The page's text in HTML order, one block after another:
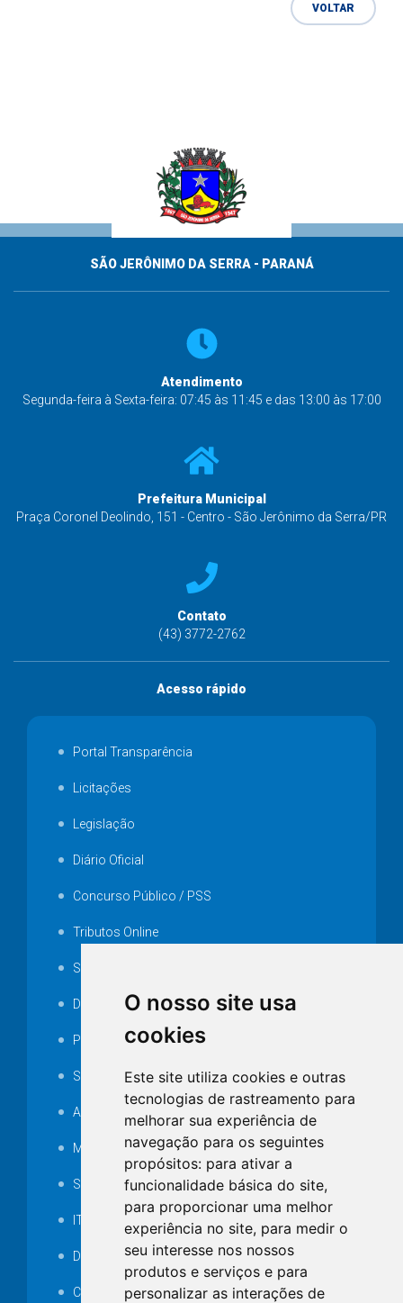
O nosso site usa
cookies
Este site utiliza cookies e outras
tecnologias de rastreamento para
melhorar sua experiência de
navegação para os seguintes
propósitos: para ativar a
funcionalidade básica do site,
para proporcionar uma melhor
experiência no site, para medir o
seu interesse nos nossos
produtos e serviços e para
personalizar as interações de
VOLTAR
SÃO JERÔNIMO DA SERRA - PARANÁ
Atendimento
Segunda-feira à Sexta-feira: 07:45 às 11:45 e das 13:00 às 17:00
Prefeitura Municipal
Praça Coronel Deolindo, 151 - Centro - São Jerônimo da Serra/PR
Contato
(43) 3772-2762
Acesso rápido
Portal Transparência
Licitações
Legislação
Diário Oficial
Concurso Público / PSS
Tributos Online
Serviços ISS-E
Decretos
Portarias
SAMAE
Audiência pública
MANUTENÇÃO DE ILUMINAÇÃO PÚBLICA
Serviços Técnicos TI
ITR
Desapropriações
Catalogo Eletrônico de Padronização